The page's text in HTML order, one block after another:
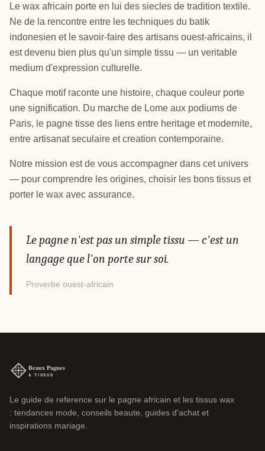
Le wax africain porte en lui des siecles de tradition textile.
Ne de la rencontre entre les techniques du batik
indonesien et le savoir-faire des artisans ouest-africains, il
est devenu bien plus qu'un simple tissu — un veritable
medium d'expression culturelle.
Chaque motif raconte une histoire, chaque couleur porte
une signification. Du marche de Lome aux podiums de
Paris, le pagne tisse des liens entre heritage et modernite,
entre artisanat seculaire et creation contemporaine.
Notre mission est de vous accompagner dans cet univers
— pour comprendre les origines, choisir les bons tissus et
porter le wax avec assurance.
Le pagne n'est pas un simple tissu — c'est un
langage que l'on porte sur soi.
Proverbe ouest-africain
Le guide de reference sur le pagne africain et les tissus wax
: tendances mode, conseils beaute, guides d'achat et
inspirations mariage.